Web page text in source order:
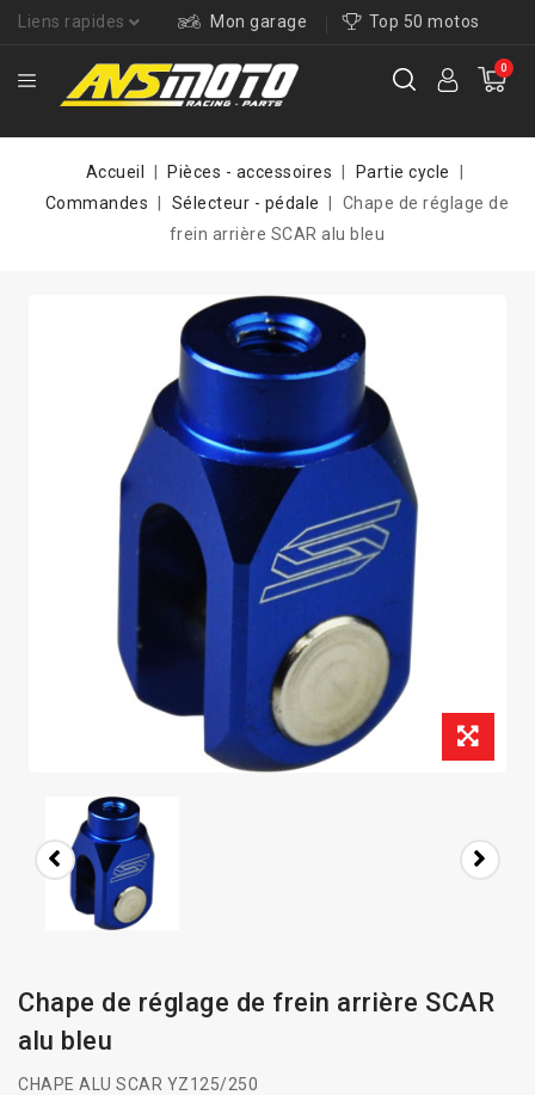
Liens rapides Mon garage Top 50 motos
0
Accueil Pièces - accessoires
Partie cycle
Commandes
Sélecteur - pédale
Chape de réglage de
frein arrière SCAR alu bleu
Chape de réglage de frein arrière SCAR
alu bleu
CHAPE ALU SCAR YZ125/250